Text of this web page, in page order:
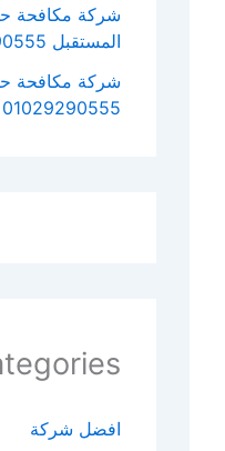
شركة مكافحة
المستقبل 01029290555 خصم 70%
شركة مكافحة
01029290555 خصم 72%
افضل شركة